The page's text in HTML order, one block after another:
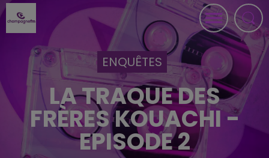
ENQUÊTES
LA TRAQUE DES
FRÈRES KOUACHI -
EPISODE 2